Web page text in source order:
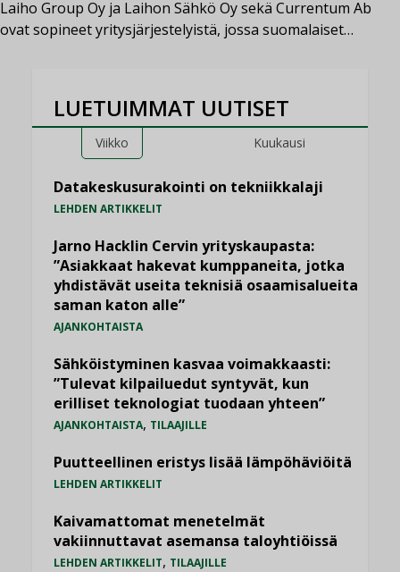
Laiho Group Oy ja Laihon Sähkö Oy sekä Currentum Ab
ovat sopineet yritysjärjestelyistä, jossa suomalaiset…
LUETUIMMAT UUTISET
Viikko Kuukausi
Datakeskusurakointi on tekniikkalaji
LEHDEN ARTIKKELIT
Jarno Hacklin Cervin yrityskaupasta:
”Asiakkaat hakevat kumppaneita, jotka
yhdistävät useita teknisiä osaamisalueita
saman katon alle”
AJANKOHTAISTA
Sähköistyminen kasvaa voimakkaasti:
”Tulevat kilpailuedut syntyvät, kun
erilliset teknologiat tuodaan yhteen”
AJANKOHTAISTA, TILAAJILLE
Puutteellinen eristys lisää lämpöhäviöitä
LEHDEN ARTIKKELIT
Kaivamattomat menetelmät
vakiinnuttavat asemansa taloyhtiöissä
LEHDEN ARTIKKELIT, TILAAJILLE